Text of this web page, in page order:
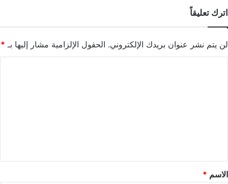
اترك تعليقاً
لن يتم نشر عنوان بريدك الإلكتروني. الحقول الإلزامية مشار إليها بـ *
*
الاسم *